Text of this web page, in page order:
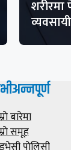
बारेमा
समूह